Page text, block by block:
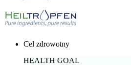
Cel zdrowotny
HEALTH GOAL